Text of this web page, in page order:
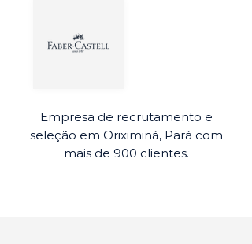
Empresa de recrutamento e
seleção em Oriximiná, Pará com
mais de 900 clientes.